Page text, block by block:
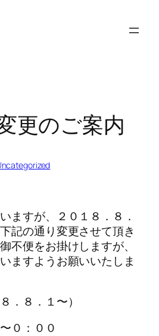
更のご案内
ますが、２０１８．８．
記の通り変更させて頂き
不便をお掛けしますが、
ますようお願いいたしま
．８．１〜）
０：００